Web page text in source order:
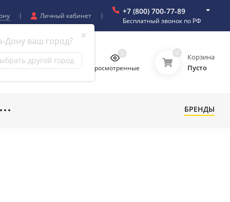
✖
Дону ваш город?
другой город
Личный кабинет +7 (800) 700-77-89
Бесплатный звонок по РФ
Просмотренные
0 0
Корзина
Пусто
БРЕНДЫ